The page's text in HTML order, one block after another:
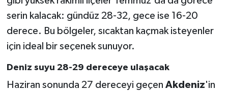
serin kalacak: gündüz 28-32, gece ise 16-20
derece. Bu bölgeler, sıcaktan kaçmak isteyenler
için ideal bir seçenek sunuyor.
Deniz suyu 28-29 dereceye ulaşacak
Haziran sonunda 27 dereceyi geçen Akdeniz'in